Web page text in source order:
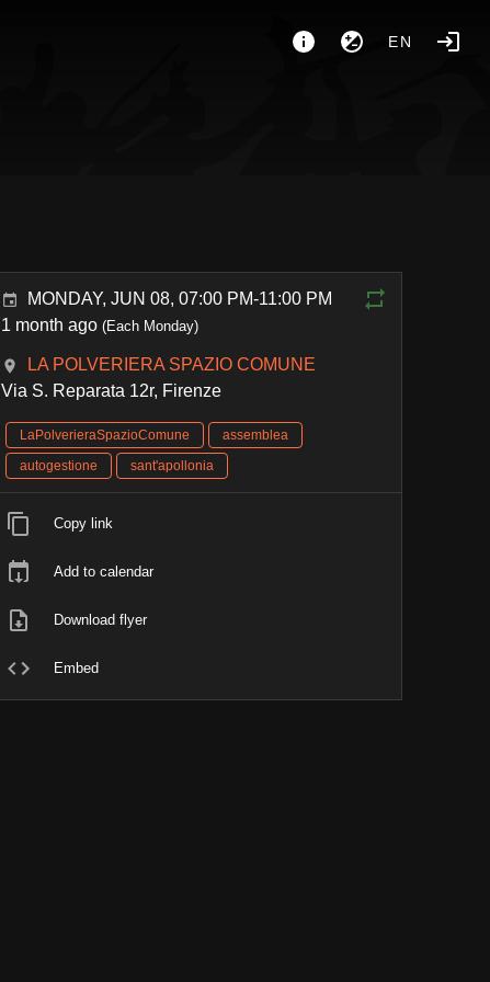
EN
MONDAY, JUN 08, 07:00 PM-11:00 PM
1 month ago (Each Monday)
LA POLVERIERA SPAZIO COMUNE
Via S. Reparata 12r, Firenze
LaPolverieraSpazioComune
assemblea
autogestione
sant'apollonia
Copy link
Add to calendar
Download flyer
Embed